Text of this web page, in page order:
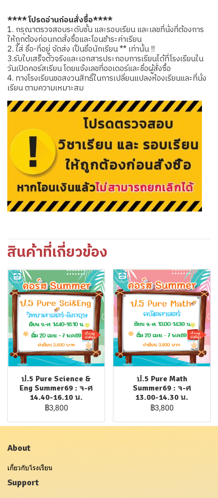
**** โปรดอ่านก่อนสั่งซื้อ****
1. กรุณาตรวจสอบระดับชั้น และรอบเรียน และเลขที่นั่งที่ต้องการ
ให้ถูกต้องก่อนกดสั่งซื้อและโอนชำระค่าเรียน
2. ใส่ ชื่อ-ที่อยู่ จัดส่ง เป็นชื่อนักเรียน ** เท่านั้น !!
3.รับใบเสร็จตัวจริงและเอกสารประกอบการเรียนได้ที่โรงเรียนใน
วันเปิดคอร์สเรียน โดยแจ้งเลขที่ออเดอร์และชื่อผู้สั่งซื้อ
4. ทางโรงเรียนขอสงวนสิทธิ์ในการเปลี่ยนแปลงห้องเรียนและที่นั่ง
เรียน ตามความเหมาะสม
สินค้าที่เกี่ยวข้อง
ป.5 Pure Science &
Eng Summer69 : จ-ศ
14.40-16.10 น.
฿3,800
ป.5 Pure Math
Summer69 : จ-ศ
13.00-14.30 น.
฿3,800
About
เกี่ยวกับโรงเรียน
Support